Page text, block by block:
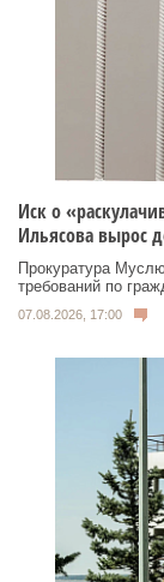
Иск о
Ильясова вырос
Прокуратура
требований по
07.08.2026, 17:00